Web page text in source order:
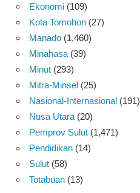
Ekonomi (109)
Kota Tomohon (27)
Manado (1,460)
Minahasa (39)
Minut (293)
Mitra-Minsel (25)
Nasional-Internasional (191)
Nusa Utara (20)
Pemprov Sulut (1,471)
Pendidikan (14)
Sulut (58)
Totabuan (13)